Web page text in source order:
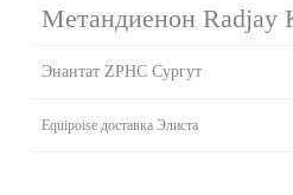
Метандиенон Radjay
Энантат ZPHC Сургут
Equipoise доставка Элиста